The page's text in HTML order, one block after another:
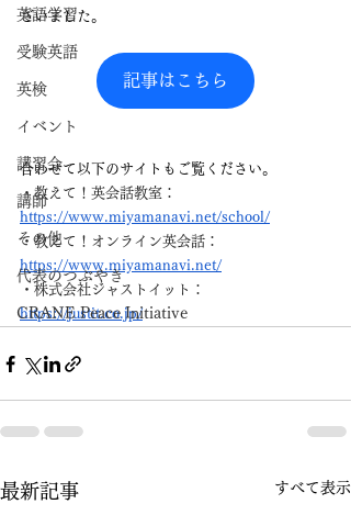
英語学習
受験英語
英検
イベント
講習会
講師
その他
代表のつぶやき
CRANE Peace Initiative
ざいました。
記事はこちら
合わせて以下のサイトもご覧ください。
・教えて！英会話教室：
https://www.miyamanavi.net/school/
・教えて！オンライン英会話：
https://www.miyamanavi.net/
・株式会社ジャストイット：
https://justit.co.jp/
最新記事 すべて表示